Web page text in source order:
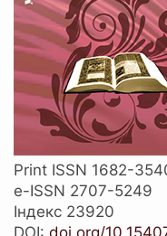
Print ISSN 1682-
e-ISSN 2707-5249
Індекс 23920
DOI: doi.org/